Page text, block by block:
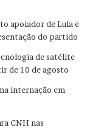
apoiador de Lula e
do partido
de satélite
de 10 de agosto
internação em
CNH nas